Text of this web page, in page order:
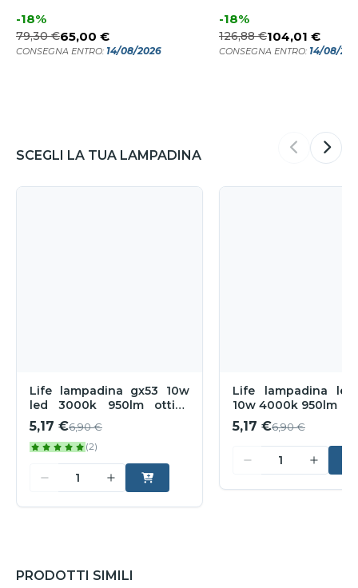
-18%
79,30 €65,00 €
CONSEGNA ENTRO: 14/08/2026
-18%
126,88 €104,01 €
CONSEGNA ENTRO: 14/08/
SCEGLI LA TUA LAMPADINA
Life lampadina gx53 10w
led 3000k 950lm ottica
120
5,17 €6,90 €
(2)
Life lampadina
10w 4000k 950lm
5,17 €6,90 €
PRODOTTI SIMILI